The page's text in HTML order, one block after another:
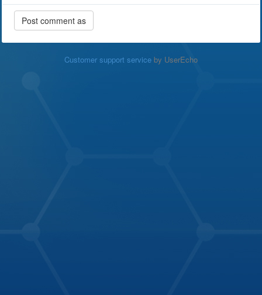
Customer support service by UserEcho